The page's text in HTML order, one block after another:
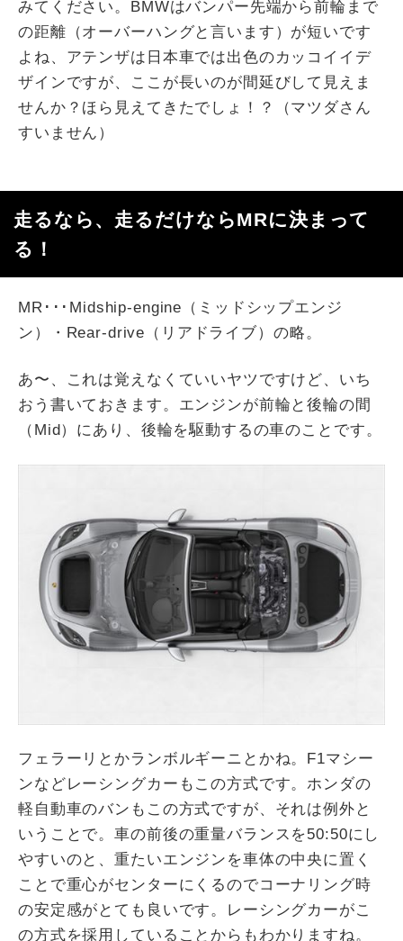
みてください。BMWはバンパー先端から前輪まで
の距離（オーバーハングと言います）が短いです
よね、アテンザは日本車では出色のカッコイイデ
ザインですが、ここが長いのが間延びして見えま
せんか？ほら見えてきたでしょ！？（マツダさん
すいません）
走るなら、走るだけならMRに決まって
る！
MR･･･Midship-engine（ミッドシップエンジ
ン）・Rear-drive（リアドライブ）の略。
あ〜、これは覚えなくていいヤツですけど、いち
おう書いておきます。エンジンが前輪と後輪の間
（Mid）にあり、後輪を駆動するの車のことです。
フェラーリとかランボルギーニとかね。F1マシー
ンなどレーシングカーもこの方式です。ホンダの
軽自動車のバンもこの方式ですが、それは例外と
いうことで。車の前後の重量バランスを50:50にし
やすいのと、重たいエンジンを車体の中央に置く
ことで重心がセンターにくるのでコーナリング時
の安定感がとても良いです。レーシングカーがこ
の方式を採用していることからもわかりますね。